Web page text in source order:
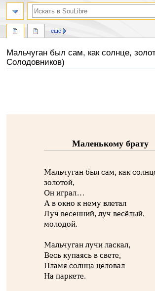
Мальчуган был сам, как солнце,
Солодовников)
Маленькому брату
Мальчуган был сам, как
золотой,
Он играл…
А в окно к нему влетал
Луч весенний, луч весёлый,
молодой.
Мальчуган лучи ласкал,
Весь купаясь в свете,
Пламя солнца целовал
На паркете.
ещё